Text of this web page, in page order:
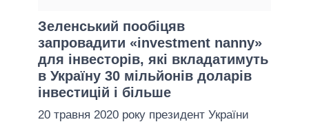
МЕРИ МІСТ
ВСІ ПЕРСОНИ
ПОРІВНЯННЯ ПОЛІТИКІВ
Зеленський пообіцяв
запровадити «investment nanny»
для інвесторів, які вкладатимуть
в Україну 30 мільйонів доларів
інвестицій і більше
20 травня 2020 року президент України